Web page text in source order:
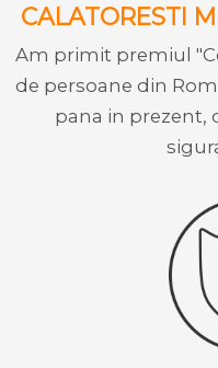
CALATORESTI
Am primit premiul
de persoane din
pana in prezent,